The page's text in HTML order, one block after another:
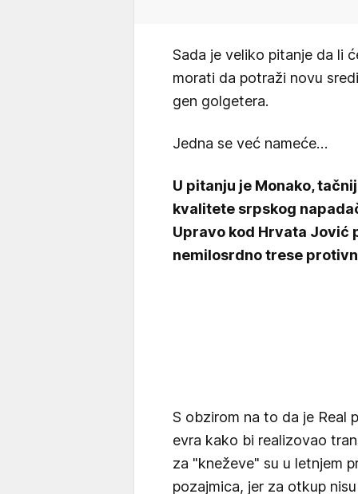
Sada je veliko pitanje da li
morati da potraži novu
gen golgetera.
Jedna se već nameće…
U pitanju je Monako,
kvalitete srpskog
Upravo kod Hrvata Jović
nemilosrdno trese
S obzirom na to da je Real
evra kako bi realizovao
za "kneževe" su u letnjem
pozajmica, jer za otkup